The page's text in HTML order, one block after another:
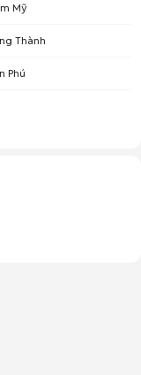
Mỹ
Thành
Phú